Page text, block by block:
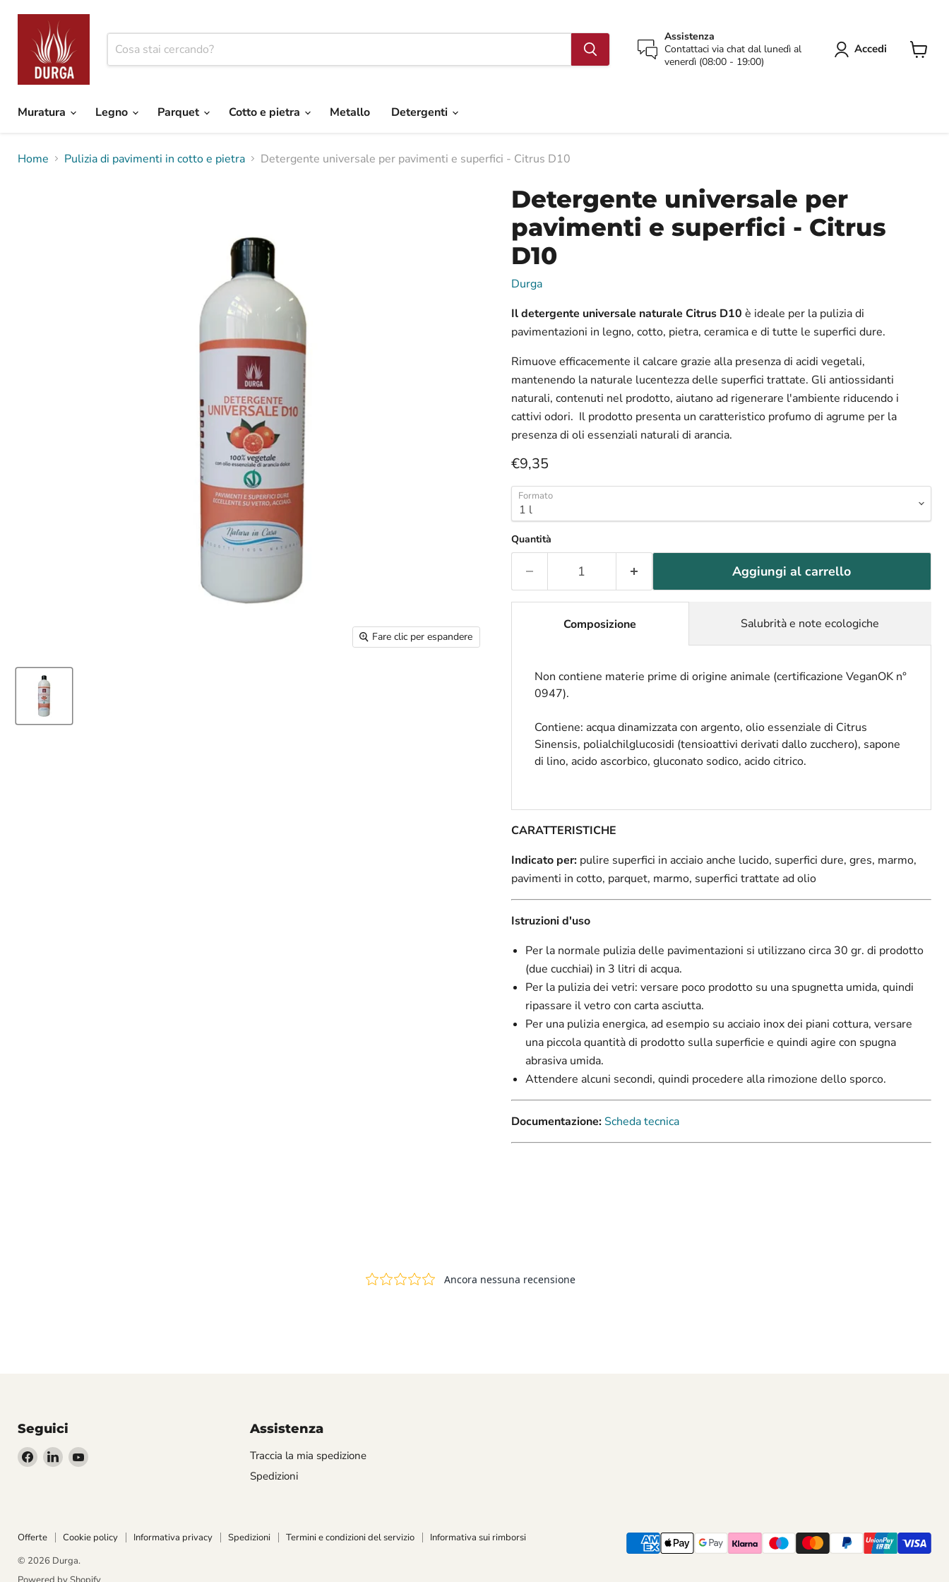
Assistenza
Contattaci via chat dal lunedì al
venerdì (08:00 - 19:00)
Accedi
Muratura
Legno Parquet Cotto e pietra Metallo Detergenti
Home Pulizia di pavimenti in cotto e pietra Detergente universale per pavimenti e superfici - Citrus D10
Fare clic per espandere
Detergente universale per
pavimenti e superfici - Citrus
D10
Durga
Il detergente universale naturale Citrus D10 è ideale per la pulizia di
pavimentazioni in legno, cotto, pietra, ceramica e di tutte le superfici dure.
Rimuove efficacemente il calcare grazie alla presenza di acidi vegetali,
mantenendo la naturale lucentezza delle superfici trattate. Gli antiossidanti
naturali, contenuti nel prodotto, aiutano ad rigenerare l'ambiente riducendo i
cattivi odori. Il prodotto presenta un caratteristico profumo di agrume per la
presenza di oli essenziali naturali di arancia.
Prezzo attuale
€9,35
Formato
Quantità
Aggiungi al carrello
Composizione
Non contiene materie prime di origine animale (certificazione VeganOK n°
0947).
Contiene: acqua dinamizzata con argento, olio essenziale di Citrus
Sinensis, polialchilglucosidi (tensioattivi derivati dallo zucchero), sapone
di lino, acido ascorbico, gluconato sodico, acido citrico.
Salubrità e note ecologiche
CARATTERISTICHE
Indicato per:pulire superfici in acciaio anche lucido, superfici dure, gres, marmo,
pavimenti in cotto, parquet, marmo, superfici trattate ad olio
Istruzioni d'uso
Per la normale pulizia delle pavimentazioni si utilizzano circa 30 gr. di prodotto
(due cucchiai) in 3 litri di acqua.
Per la pulizia dei vetri: versare poco prodotto su una spugnetta umida, quindi
ripassare il vetro con carta asciutta.
Per una pulizia energica, ad esempio su acciaio inox dei piani cottura, versare
una piccola quantità di prodotto sulla superficie e quindi agire con spugna
abrasiva umida.
Attendere alcuni secondi, quindi procedere alla rimozione dello sporco.
Documentazione: Scheda tecnica
Seguici
TrovaciTrovaciTrovaci
Assistenza
Traccia la mia spedizione
Spedizioni
Offerte Cookie policy Informativa privacy Spedizioni Termini e condizioni del servizio
Informativa sui rimborsi
© 2026 Durga.